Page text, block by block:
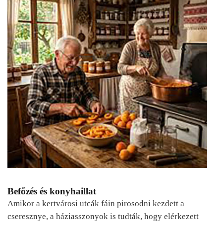
Befőzés és konyhaillat
Amikor a kertvárosi utcák fáin pirosodni kezdett a
cseresznye, a háziasszonyok is tudták, hogy elérkezett